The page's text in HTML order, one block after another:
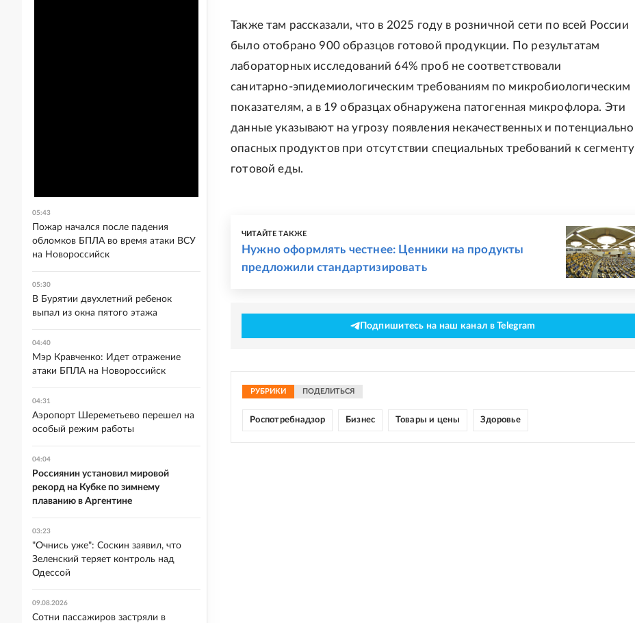
Также там рассказали, что в 2025 году в розничной сети по всей России
было отобрано 900 образцов готовой продукции. По результатам
лабораторных исследований 64% проб не соответствовали
санитарно‑эпидемиологическим требованиям по микробиологическим
показателям, а в 19 образцах обнаружена патогенная микрофлора. Эти
данные указывают на угрозу появления некачественных и потенциально
опасных продуктов при отсутствии специальных требований к сегменту
готовой еды.
ЧИТАЙТЕ ТАКЖЕ
Нужно оформлять честнее: Ценники на продукты
предложили стандартизировать
Подпишитесь на наш канал в Telegram
РУБРИКИ ПОДЕЛИТЬСЯ
Роспотребнадзор Бизнес Товары и цены Здоровье
05:43
Пожар начался после падения
обломков БПЛА во время атаки ВСУ
на Новороссийск
05:30
В Бурятии двухлетний ребенок
выпал из окна пятого этажа
04:40
Мэр Кравченко: Идет отражение
атаки БПЛА на Новороссийск
04:31
Аэропорт Шереметьево перешел на
особый режим работы
04:04
Россиянин установил мировой
рекорд на Кубке по зимнему
плаванию в Аргентине
03:23
"Очнись уже": Соскин заявил, что
Зеленский теряет контроль над
Одессой
09.08.2026
Сотни пассажиров застряли в